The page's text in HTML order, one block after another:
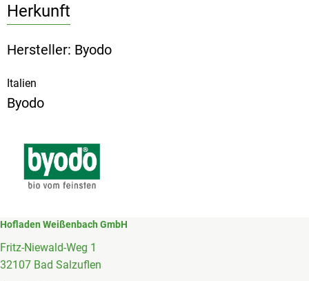
Herkunft
Hersteller: Byodo
Italien
Byodo
Hofladen Weißenbach GmbH
Fritz-Niewald-Weg 1
32107 Bad Salzuflen